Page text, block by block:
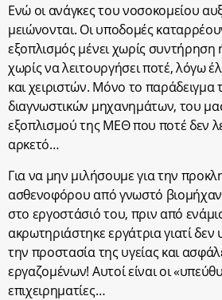
Ενώ οι ανάγκες του νοσοκομείου
μειώνονται. Οι υποδομές
εξοπλισμός μένει χωρίς συντήρηση
χωρίς να λειτουργήσει ποτέ, λόγω
και χειριστών. Μόνο το
διαγνωστικών μηχανημάτων, του
εξοπλισμού της ΜΕΘ που ποτέ δεν
αρκετό…
Για να μην μιλήσουμε για την
ασθενοφόρου από γνωστό
στο εργοστάσιό του, πριν από
ακρωτηριάστηκε εργάτρια γιατί
την προστασία της υγείας και
εργαζομένων! Αυτοί είναι οι
επιχειρηματίες…